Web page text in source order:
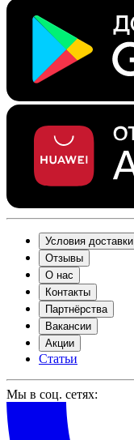
Условия доставки
Отзывы
О нас
Контакты
Партнёрства
Вакансии
Акции
Статьи
Мы в соц. сетях: